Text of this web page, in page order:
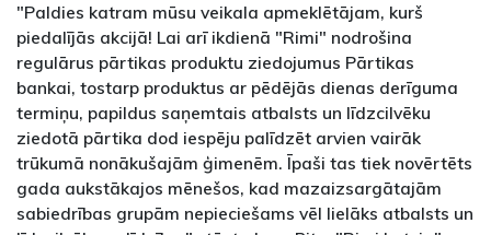
"Paldies katram mūsu veikala apmeklētājam, kurš
piedalījās akcijā! Lai arī ikdienā "Rimi" nodrošina
regulārus pārtikas produktu ziedojumus Pārtikas
bankai, tostarp produktus ar pēdējās dienas derīguma
termiņu, papildus saņemtais atbalsts un līdzcilvēku
ziedotā pārtika dod iespēju palīdzēt arvien vairāk
trūkumā nonākušajām ģimenēm. Īpaši tas tiek novērtēts
gada aukstākajos mēnešos, kad mazaizsargātajām
sabiedrības grupām nepieciešams vēl lielāks atbalsts un